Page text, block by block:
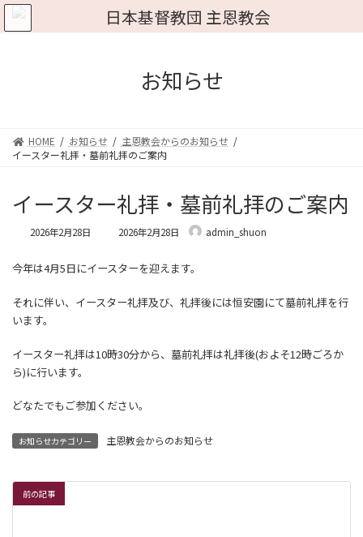
コ
テ
ナ
ゲ
お知らせ
HOME お知らせ
主恩教会からのお知らせ
イースター礼拝・墓前礼拝のご案内
イースター礼拝・墓前礼拝のご案内
2026年2月28日
最
新
:
2026年2月28日 admin_shuon
今年は4月5日にイースターを迎えます。
それに伴い、イースター礼拝及び、礼拝後には恒安園にて墓前礼拝を行
います。
イースター礼拝は10時30分から、墓前礼拝は礼拝後(およそ12時ごろか
ら)に行います。
どなたでもご参加ください。
お知らせカテゴリー 主恩教会からのお知らせ
前の記事